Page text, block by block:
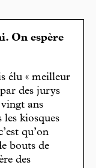
On espère
élu « meilleur
des jurys
ans
les kiosques
qu’on
bouts de
des